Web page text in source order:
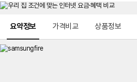
원
선
택
약
정
요약정보 가격비교 상품정보